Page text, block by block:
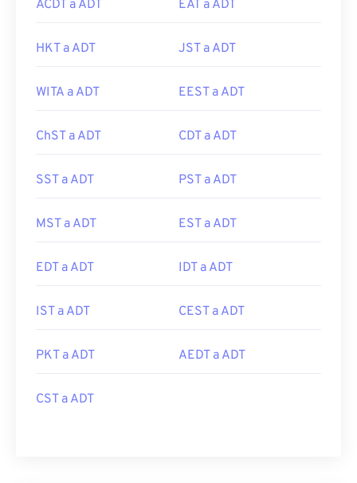
ACDT a ADT EAT a ADT
HKT a ADT JST a ADT
WITA a ADT EEST a ADT
ChST a ADT CDT a ADT
SST a ADT PST a ADT
MST a ADT EST a ADT
EDT a ADT IDT a ADT
IST a ADT CEST a ADT
PKT a ADT AEDT a ADT
CST a ADT